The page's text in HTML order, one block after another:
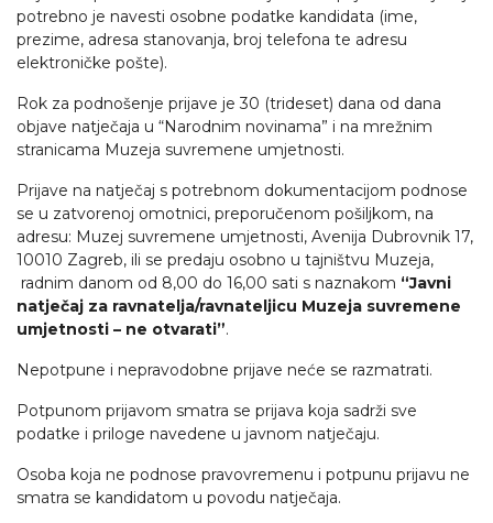
potrebno je navesti osobne podatke kandidata (ime,
prezime, adresa stanovanja, broj telefona te adresu
elektroničke pošte).
Rok za podnošenje prijave je 30 (trideset) dana od dana
objave natječaja u “Narodnim novinama” i na mrežnim
stranicama Muzeja suvremene umjetnosti.
Prijave na natječaj s potrebnom dokumentacijom podnose
se u zatvorenoj omotnici, preporučenom pošiljkom, na
adresu: Muzej suvremene umjetnosti, Avenija Dubrovnik 17,
10010 Zagreb, ili se predaju osobno u tajništvu Muzeja,
radnim danom od 8,00 do 16,00 sati s naznakom “Javni
natječaj za ravnatelja/ravnateljicu Muzeja suvremene
umjetnosti – ne otvarati”.
Nepotpune i nepravodobne prijave neće se razmatrati.
Potpunom prijavom smatra se prijava koja sadrži sve
podatke i priloge navedene u javnom natječaju.
Osoba koja ne podnose pravovremenu i potpunu prijavu ne
smatra se kandidatom u povodu natječaja.